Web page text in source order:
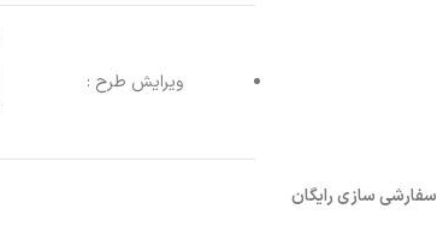
ویرایش طرح :
سفارشی سازی رایگان